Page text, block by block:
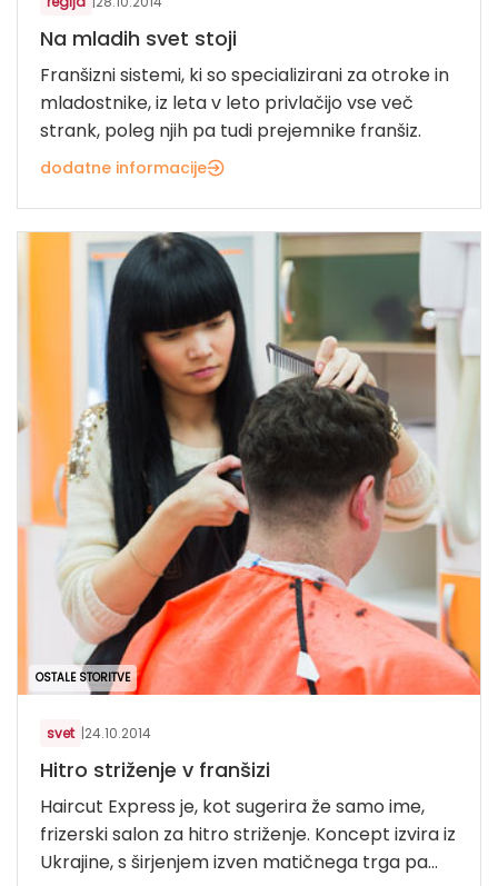
Na mladih svet stoji
Franšizni sistemi, ki so specializirani za otroke in
mladostnike, iz leta v leto privlačijo vse več
strank, poleg njih pa tudi prejemnike franšiz.
dodatne informacije
OSTALE STORITVE
svet |24.10.2014
Hitro striženje v franšizi
Haircut Express je, kot sugerira že samo ime,
frizerski salon za hitro striženje. Koncept izvira iz
Ukrajine, s širjenjem izven matičnega trga pa...